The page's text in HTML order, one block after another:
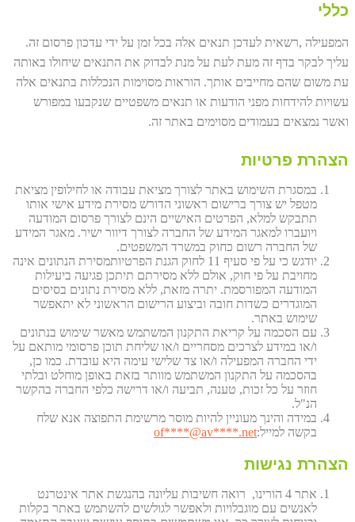
כללי
המפעילה ,רשאית לעדכן תנאים אלה בכל זמן על ידי עדכון פרסום זה.
עליך לבקר בדף זה מעת לעת על מנת לבדוק את התנאים שיחולו באותה
עת משום שהם מחייבים אותך. הוראות מסוימות הנכללות בתנאים אלה
עשויות להידחות מפני הודעות או תנאים משפטיים שנקבעו במפורש
ואשר נמצאים בעמודים מסוימים באתר זה.
הצהרת פרטיות
במסגרת השימוש באתר לצורך מציאת עבודה או לחילופין מציאת
מטפל יש צורך ברישום ראשוני הדורש מסירת מידע אישי אותו
תתבקש למלא, הפרטים האישיים הינם לצורך פרסום המודעה
ויועברו למאגר המידע של החברה לצורך דיוור ישיר. מאגר המידע
של החברה רשום כחוק במשרד המשפטים.
יודגש כי על פי סעיף 11 לחוק הגנת הפרטיותמסירת הנתונים אינה
מחויבת על פי חוק, אולם ללא מסירתם תיתכן פגיעה ביעילות
המודעה המפורסמת. יתרה מזאת, ללא מסירת נתונים בסיסים
המוגדרים כשדות חובה וביצוע הרישום הראשוני לא יתאפשר
שימוש באתר.
עם הסכמה על קריאת התקנון המשתמש מאשר שימוש בנתונים
ו/או במידע לצרכים מסחריים ו/או שליחת תוכן פרסומי מותאם על
ידי החברה המפעילה ו/או צד שלישי עימה היא עובדת. כמו כן,
בהסכמה על התקנון המשתמש מוותר בזאת באופן מוחלט ובלתי
חוזר על כל זכות, טענה, תביעה ו/או דרישה כלפי החברה בהקשר
הנ"ל.
במידה והינך מעוניין להיות מוסר מרשימת התפוצה אנא שלח
בקשה למייל:
of****@av****.net
הצהרת נגישות
אתר 4 הורינו, רואה חשיבות עליונה בהנגשת אתר אינטרנט
לאנשים עם מוגבלויות ולאפשר לגולשים להשתמש באתר בקלות